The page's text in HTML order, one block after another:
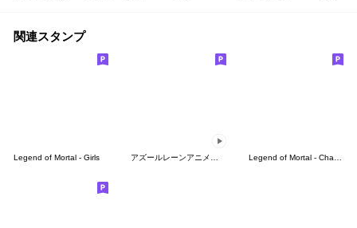
関連スタンプ
Legend of Mortal - Girls アズールレーンアニメションスタンプVol.3 Legend of Mortal - ChaoHuo